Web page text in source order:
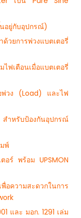
อยู่กับอุปกรณ์)
ด้วยการพ่วงแบตเตอรี่
ฟเตือนเมื่อแบตเตอรี่
พ่วง (Load) และไฟ
สำหรับป้องกันอุปกรณ์
พ์
อร์ พร้อม UPSMON
อความสะดวกในการ
และ มอก. 1291 เล่ม